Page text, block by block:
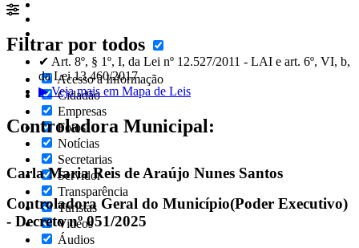
Filtrar por todos
Acesso à Informação
Cidadão
Empresas
Fotos
Notícias
Secretarias
Servidor
Transparência
Turistas
Videos
Áudios
✔ Art. 8º, § 1º, I, da Lei nº 12.527/2011 - LAI e art. 6º, VI, b,
da Lei 13.460/2017
▶ Veja mais em Mapa de Leis
Controladora Municipal:
Carla Maria Reis de Araújo Nunes Santos
Controladora Geral do Município(Poder Executivo)
- Decreto nº 051/2025